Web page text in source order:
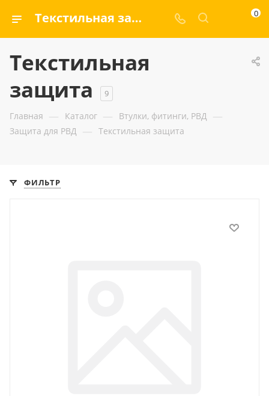
Текстильная защита — ООО «ГИДРАМАКС» 0
Текстильная
защита
9
Главная — Каталог — Втулки, фитинги, РВД —
Защита для РВД — Текстильная защита
ФИЛЬТР